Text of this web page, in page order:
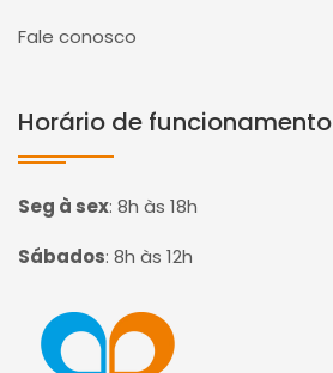
Fale conosco
Horário de funcionamento
Seg à sex: 8h às 18h
Sábados: 8h às 12h
Página inicial